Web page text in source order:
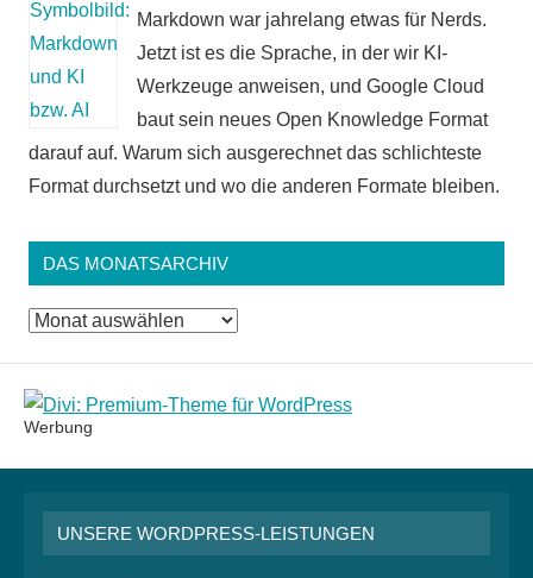
Markdown war jahrelang etwas für Nerds.
Jetzt ist es die Sprache, in der wir KI-
Werkzeuge anweisen, und Google Cloud
baut sein neues Open Knowledge Format
darauf auf. Warum sich ausgerechnet das schlichteste
Format durchsetzt und wo die anderen Formate bleiben.
DAS MONATSARCHIV
Das
Werbung
UNSERE WORDPRESS-LEISTUNGEN